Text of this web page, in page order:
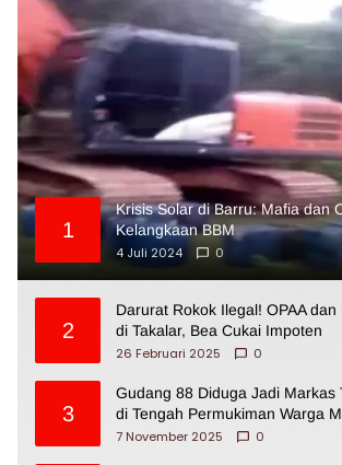
1
Krisis Solar di Barru: Mafia dan
Kelangkaan BBM
4 Juli 2024
0
2
Darurat Rokok Ilegal! OPAA dan
di Takalar, Bea Cukai Impoten
26 Februari 2025
0
3
Gudang 88 Diduga Jadi Markas
di Tengah Permukiman Warga
7 November 2025
0